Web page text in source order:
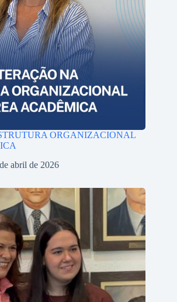
ORGANIZACIONAL
abril de 2026